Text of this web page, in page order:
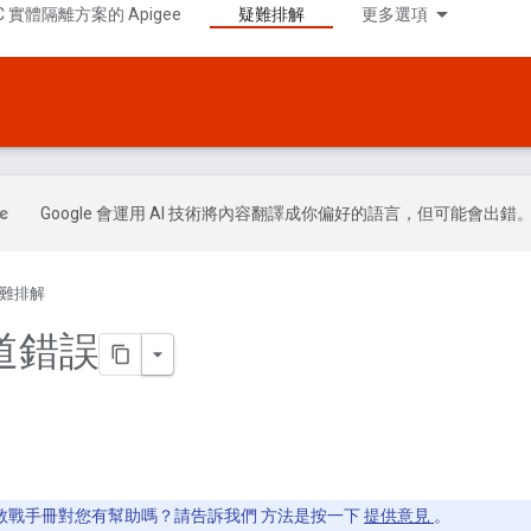
實體隔離方案的 Apigee 疑難排解 更多選項
Google 會運用 AI 技術將內容翻譯成你偏好的語言，但可能會出錯
排解
錯誤
戰手冊對您有幫助嗎？請告訴我們 方法是按一下提供意見 。